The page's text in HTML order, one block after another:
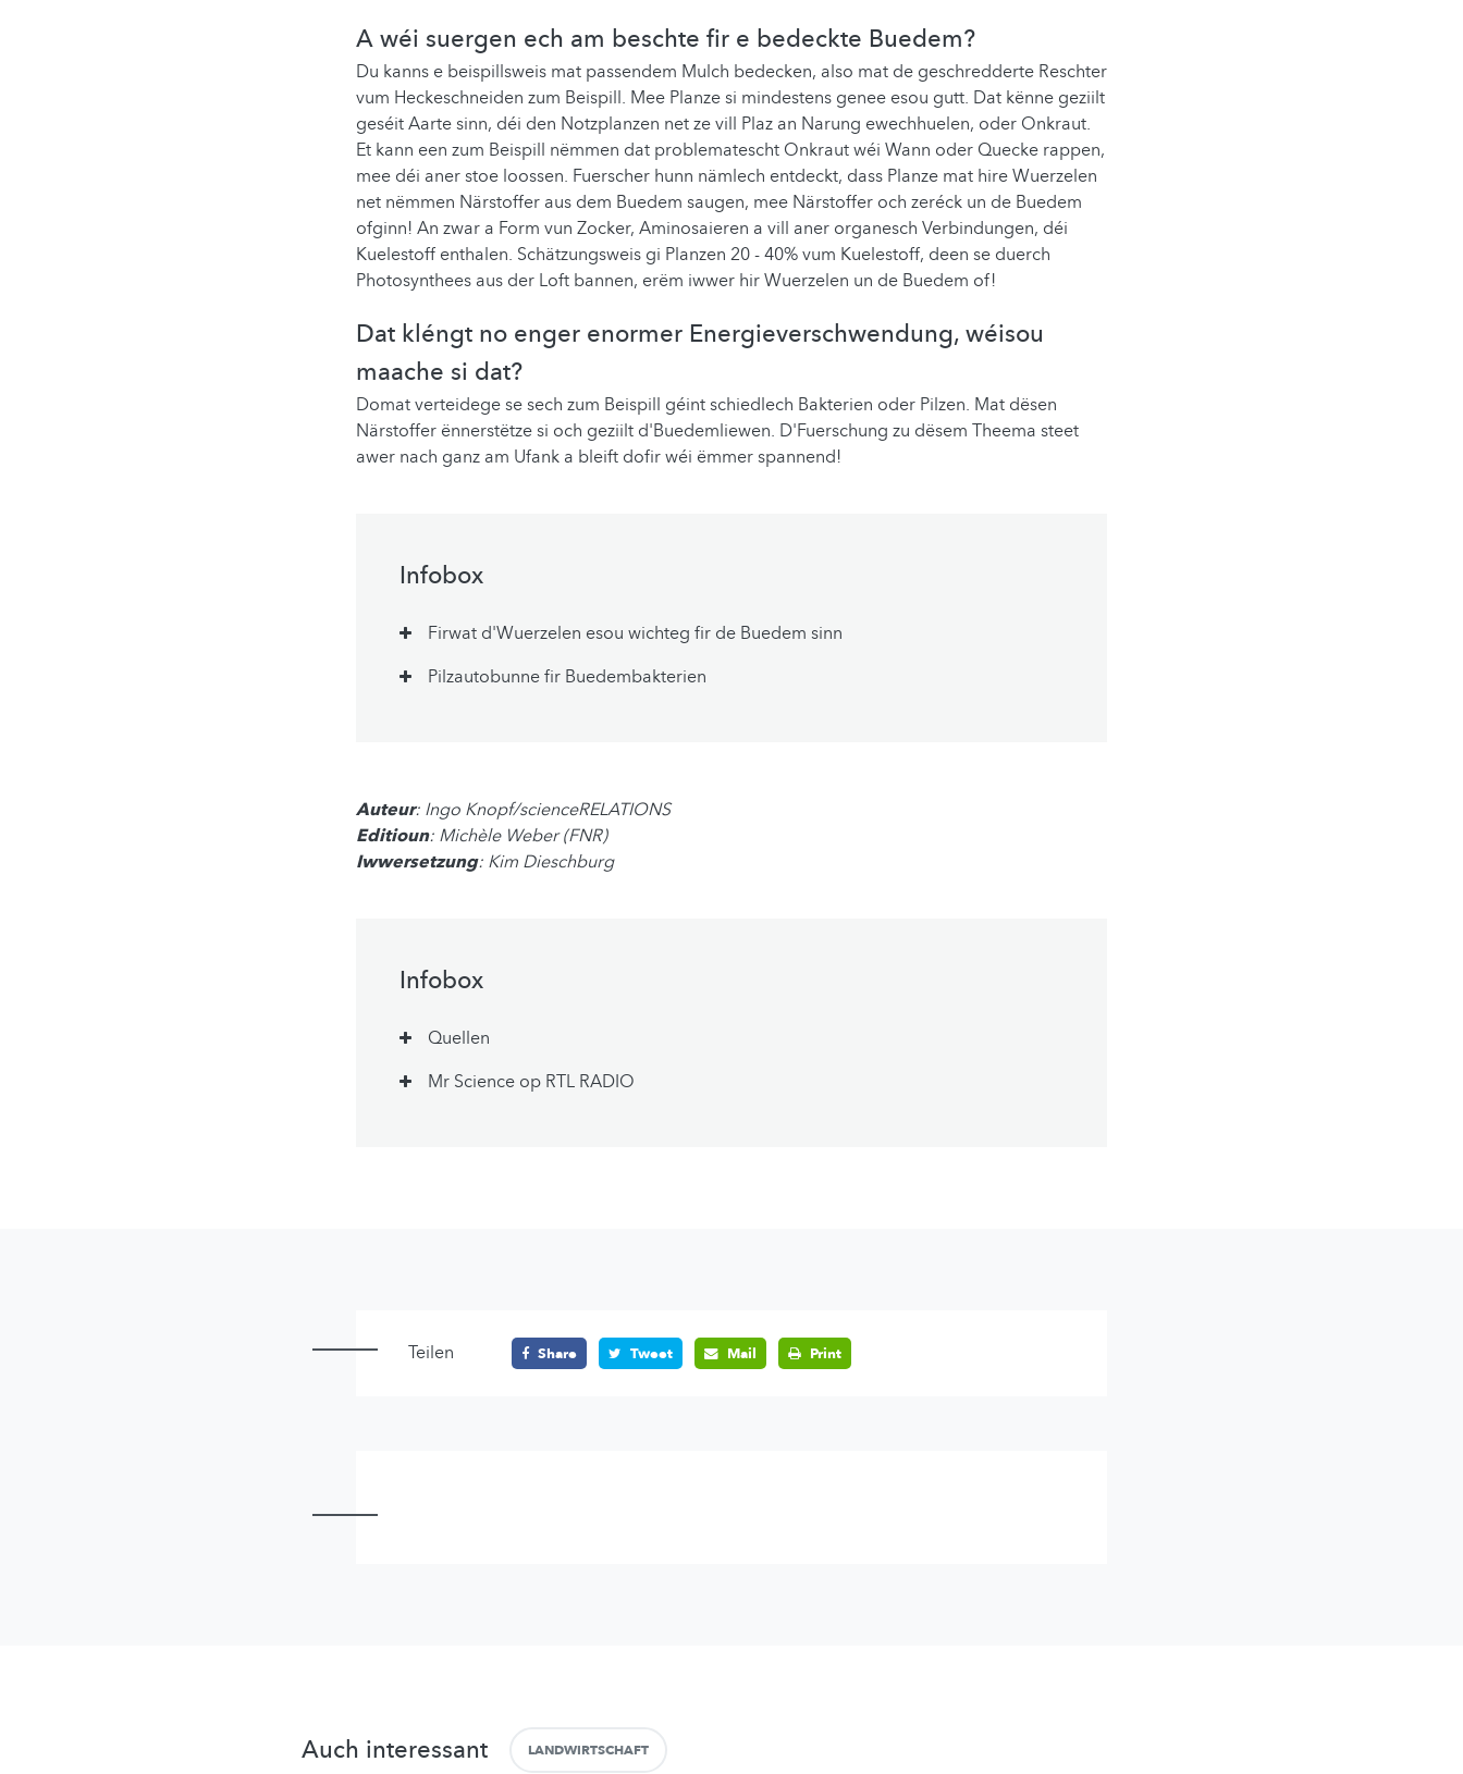
A wéi suergen ech am beschte fir e bedeckte Buedem?
Du kanns e beispillsweis mat passendem Mulch bedecken, also mat de geschredderte Reschter
vum Heckeschneiden zum Beispill. Mee Planze si mindestens genee esou gutt. Dat kënne geziilt
geséit Aarte sinn, déi den Notzplanzen net ze vill Plaz an Narung ewechhuelen, oder Onkraut.
Et kann een zum Beispill nëmmen dat problematescht Onkraut wéi Wann oder Quecke rappen,
mee déi aner stoe loossen. Fuerscher hunn nämlech entdeckt, dass Planze mat hire Wuerzelen
net nëmmen Närstoffer aus dem Buedem saugen, mee Närstoffer och zeréck un de Buedem
ofginn! An zwar a Form vun Zocker, Aminosaieren a vill aner organesch Verbindungen, déi
Kuelestoff enthalen. Schätzungsweis gi Planzen 20 - 40% vum Kuelestoff, deen se duerch
Photosynthees aus der Loft bannen, erëm iwwer hir Wuerzelen un de Buedem of!
Dat kléngt no enger enormer Energieverschwendung, wéisou
maache si dat?
Domat verteidege se sech zum Beispill géint schiedlech Bakterien oder Pilzen. Mat dësen
Närstoffer ënnerstëtze si och geziilt d'Buedemliewen. D'Fuerschung zu dësem Theema steet
awer nach ganz am Ufank a bleift dofir wéi ëmmer spannend!
Infobox
Firwat d'Wuerzelen esou wichteg fir de Buedem sinn
Pilzautobunne fir Buedembakterien
Auteur: Ingo Knopf/scienceRELATIONS
Editioun: Michèle Weber (FNR)
Iwwersetzung: Kim Dieschburg
Infobox
Quellen
Mr Science op RTL RADIO
Teilen Share Tweet Mail Print
Auch interessant LANDWIRTSCHAFT